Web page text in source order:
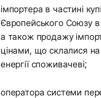
імпортера в частині
Європейського Союзу в
а також продажу
цінами, що склалися
енергії споживачеві;
оператора системи